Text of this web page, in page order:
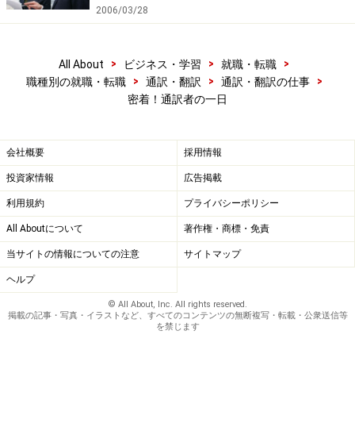
2006/03/28
All About > ビジネス・学習 > 就職・転職
>
職種別の就職・転職
> 通訳・翻訳 > 通訳・翻訳の仕事
>
密着！通訳者の一日
会社概要 採用情報
投資家情報 広告掲載
利用規約 プライバシーポリシー
All Aboutについて 著作権・商標・免責
当サイトの情報についての注意 サイトマップ
ヘルプ
© All About, Inc. All rights reserved.
掲載の記事・写真・イラストなど、すべてのコンテンツの無断複写・転載・公衆送信等
を禁じます